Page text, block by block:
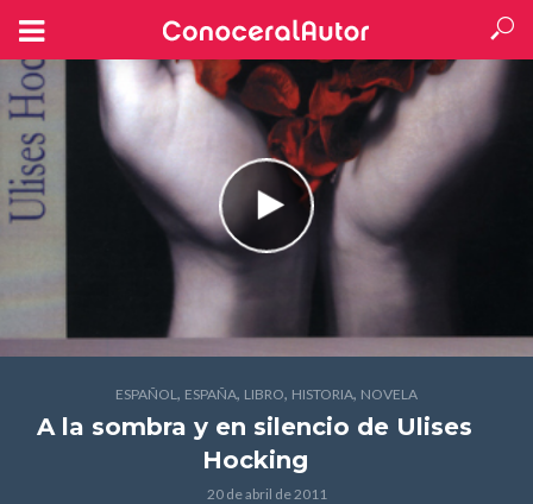
ESPAÑOL, ESPAÑA, LIBRO, HISTORIA, NOVELA
A la sombra y en silencio de Ulises
Hocking
20 de abril de 2011